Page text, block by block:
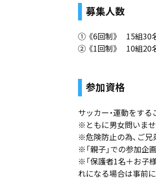
募集人数
① 《6回制》 15組30
② 《1回制》 10組20
参加資格
サッカー・運動をする
※ともに男女問いませ
※危険防止の為、ご兄
※「親子」での参加企
※「保護者1名＋お子
れになる場合は事前